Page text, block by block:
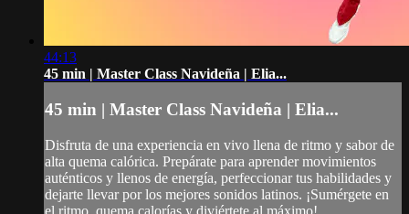
44:13
45 min | Master Class Navideña | Elia...
45 min | Master Class Navideña | Elia...
Disfruta de una experiencia en vivo llena de ritmo y sabor de
alta quema calórica. Prepárate para aprender movimientos
auténticos y llenos de energía, perfeccionar tus habilidades y
dejarte llevar por los mejores sonidos latinos. ¡Sumérgete en